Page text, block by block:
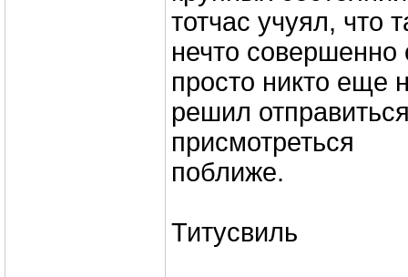
тотчас учуял, что
нечто
просто никто еще
решил
присмотреться
поближе.
Титусвиль